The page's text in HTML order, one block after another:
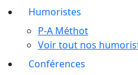
Humoristes
P-A Méthot
Voir tout nos
Conférences